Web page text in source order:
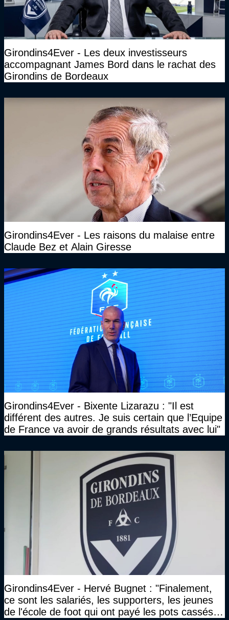
Girondins4Ever - Les deux investisseurs
accompagnant James Bord dans le rachat des
Girondins de Bordeaux
Girondins4Ever - Les raisons du malaise entre
Claude Bez et Alain Giresse
Girondins4Ever - Bixente Lizarazu : "Il est
différent des autres. Je suis certain que l’Equipe
de France va avoir de grands résultats avec lui"
Girondins4Ever - Hervé Bugnet : "Finalement,
ce sont les salariés, les supporters, les jeunes
de l'école de foot qui ont payé les pots cassés